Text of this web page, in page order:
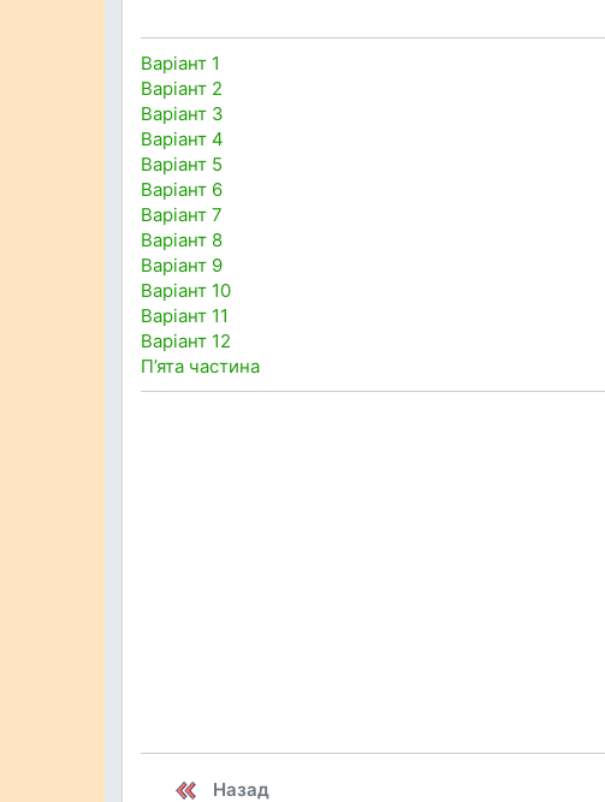
Варіант 1
Варіант 2
Варіант 3
Варіант 4
Варіант 5
Варіант 6
Варіант 7
Варіант 8
Варіант 9
Варіант 10
Варіант 11
Варіант 12
П’ята частина
Назад